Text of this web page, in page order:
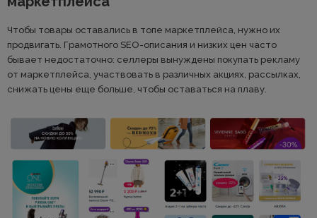
Чтобы товары оставались в топе маркетплейса, нужно их
продвигать. Грамотного SEO-описания и низких цен часто
бывает недостаточно: селлеры вынуждены покупать рекламу
от маркетплейса, участвовать в различных акциях, рассылках,
снижать цены еще больше, чтобы оставаться на плаву.